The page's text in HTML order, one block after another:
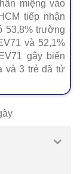
miệng vào
tiếp nhận
53,8% trường
và 52,1%
gây biến
và 3 trẻ đã tử